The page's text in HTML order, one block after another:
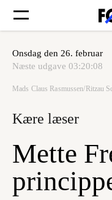
Forsider
Søg
Onsdag den 26. februar
Næste udgave 03:20:08
Mads Claus Rasmussen/Ritzau
Kære læser
Mette